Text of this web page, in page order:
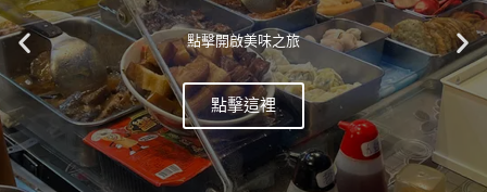
點擊開啟美味之旅
點擊這裡